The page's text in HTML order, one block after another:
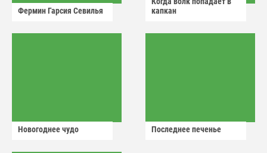
Фермин Гарсия Севилья
капкан
Новогоднее чудо Последнее печенье